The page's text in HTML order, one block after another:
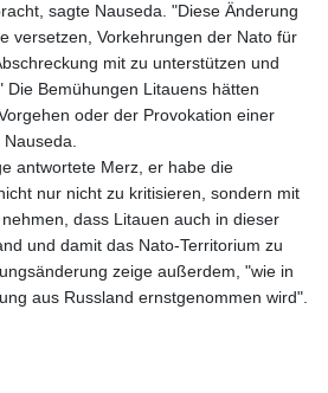
sagte Nauseda. "Diese Änderung
versetzen, Vorkehrungen der Nato für
mit zu unterstützen und
Die Bemühungen Litauens hätten
oder der Provokation einer
antwortete Merz, er habe die
nur nicht zu kritisieren, sondern mit
dass Litauen auch in dieser
und damit das Nato-Territorium zu
zeige außerdem, "wie in
aus Russland ernstgenommen wird".